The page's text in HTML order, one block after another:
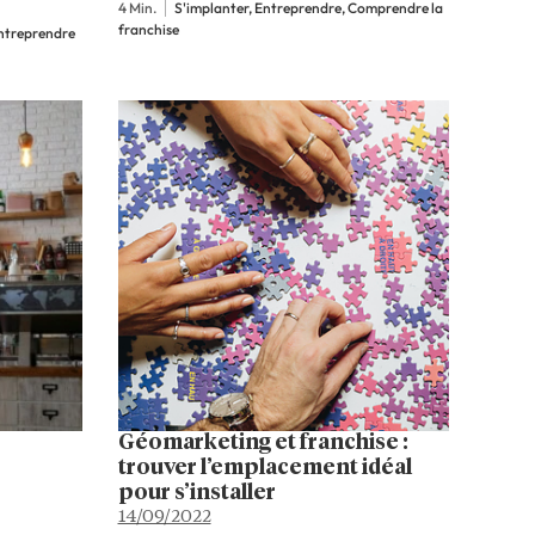
d’un
commerce en franchise.
conditions imposées par les
bailleurs. Nos conseils pour
réussir votre…
4 Min.
S'implanter, Entreprendre, Comprendre la
franchise
Géomarketing et franchise :
trouver l’emplacement idéal
pour s’installer
14/09/2022